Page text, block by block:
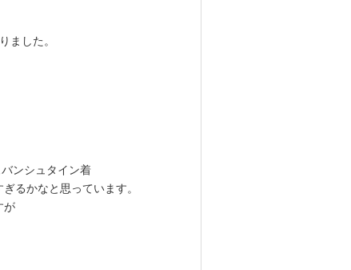
ました。
ンシュタイン着
るかなと思っています。
が